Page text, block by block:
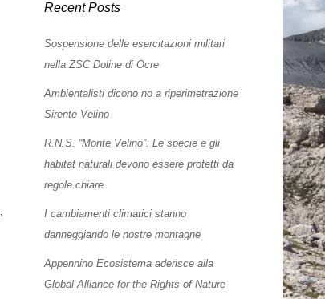
Recent Posts
Sospensione delle esercitazioni militari
nella ZSC Doline di Ocre
Ambientalisti dicono no a riperimetrazione
Sirente-Velino
R.N.S. “Monte Velino”: Le specie e gli
habitat naturali devono essere protetti da
regole chiare
I cambiamenti climatici stanno
danneggiando le nostre montagne
Appennino Ecosistema aderisce alla
Global Alliance for the Rights of Nature